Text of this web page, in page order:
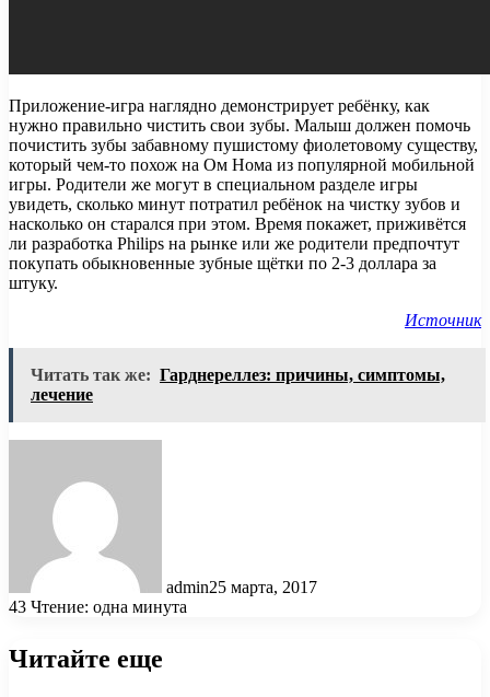
Приложение-игра наглядно демонстрирует ребёнку, как
нужно правильно чистить свои зубы. Малыш должен помочь
почистить зубы забавному пушистому фиолетовому существу,
который чем-то похож на Ом Нома из популярной мобильной
игры. Родители же могут в специальном разделе игры
увидеть, сколько минут потратил ребёнок на чистку зубов и
насколько он старался при этом. Время покажет, приживётся
ли разработка Philips на рынке или же родители предпочтут
покупать обыкновенные зубные щётки по 2-3 доллара за
штуку.
Источник
Читать так же: Гарднереллез: причины, симптомы,
лечение
admin25 марта, 2017
43 Чтение: одна минута
Читайте еще